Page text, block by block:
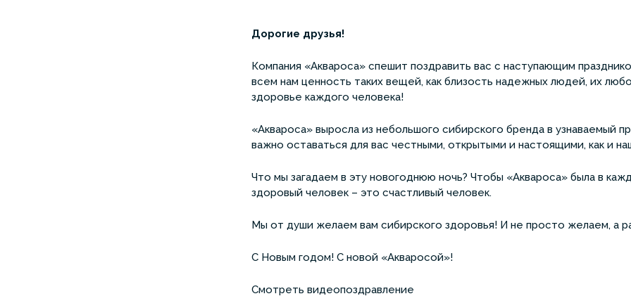
Дорогие друзья!
Компания «Аквароса» спешит поздравить вас с наступающим
всем нам ценность таких вещей, как близость надежных людей, их
здоровье каждого человека!
«Аквароса» выросла из небольшого сибирского бренда в узнаваемый
важно оставаться для вас честными, открытыми и настоящими, как и
Что мы загадаем в эту новогоднюю ночь? Чтобы «Аквароса» была в
здоровый человек – это счастливый человек.
Мы от души желаем вам сибирского здоровья! И не просто желаем, а
С Новым годом! С новой «Акваросой»!
Смотреть видеопоздравление